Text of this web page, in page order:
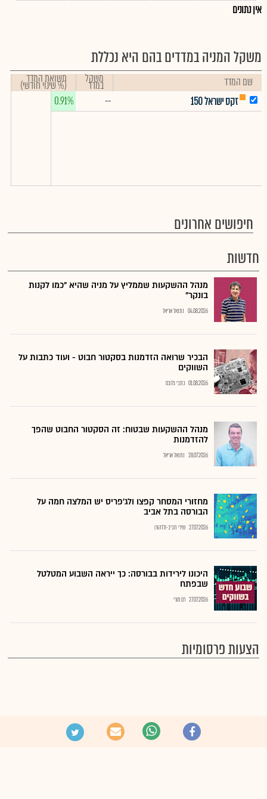
אין נתונים
משקל המניה במדדים בהם היא נכללת
שם המדד משקל
במדד תשואת המדד
(% שינוי חודשי)
זקס ישראל 150
--
0.91%
חיפושים אחרונים
חדשות
מנהל ההשקעות שממליץ על מניה שהיא "כמו לקנות
בונקר"
04.08.2026 נתנאל אריאל
הבכיר שרואה הזדמנות בסקטור חבוט - ועוד כתבות על
השווקים
01.08.2026 כתבי גלובס
מנהל ההשקעות שבטוח: זה הסקטור החבוט שהפך
להזדמנות
28.07.2026 נתנאל אריאל
מחזורי המסחר קפצו ולג'פריס יש המלצה חמה על
הבורסה בתל אביב
27.07.2026 שירי חביב-ולדהורן
היכונו לירידות בבורסה: כך ייראה השבוע המטלטל
שבפתח
27.07.2026 רם מורי
הצעות פרסומיות